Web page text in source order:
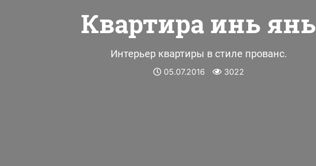
Квартира инь янь
Интерьер квартиры в стиле прованс.
05.07.2016 3022